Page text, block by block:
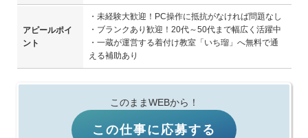
アピールポイ
ント
・未経験大歓迎！PC操作に抵抗がなければ問題なし
・ブランクあり歓迎！20代～50代まで幅広く活躍中
・一蔵が運営する着付け教室「いち瑠」へ無料で通
える補助あり
このままWEBから！
この仕事に応募する